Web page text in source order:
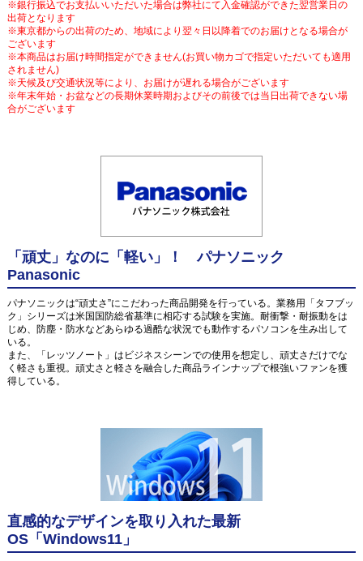
※銀行振込でお支払いいただいた場合は弊社にて入金確認ができた翌営業日の
出荷となります
※東京都からの出荷のため、地域により翌々日以降着でのお届けとなる場合が
ございます
※本商品はお届け時間指定ができません(お買い物カゴで指定いただいても適用
されません)
※天候及び交通状況等により、お届けが遅れる場合がございます
※年末年始・お盆などの長期休業時期およびその前後では当日出荷できない場
合がございます
「頑丈」なのに「軽い」！ パナソニック
Panasonic
パナソニックは“頑丈さ”にこだわった商品開発を行っている。業務用「タフブッ
ク」シリーズは米国国防総省基準に相応する試験を実施。耐衝撃・耐振動をは
じめ、防塵・防水などあらゆる過酷な状況でも動作するパソコンを生み出して
いる。
また、「レッツノート」はビジネスシーンでの使用を想定し、頑丈さだけでな
く軽さも重視。頑丈さと軽さを融合した商品ラインナップで根強いファンを獲
得している。
直感的なデザインを取り入れた最新
OS「Windows11」